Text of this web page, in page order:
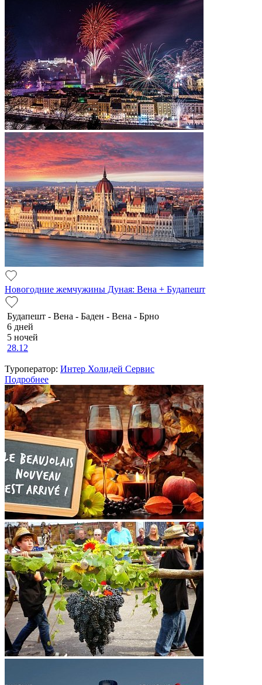
Новогодние жемчужины Дуная: Вена + Будапешт
Будапешт - Вена - Баден - Вена - Брно
6 дней
5 ночей
28.12
Туроператор: Интер Холидей Сервис
Подробнее